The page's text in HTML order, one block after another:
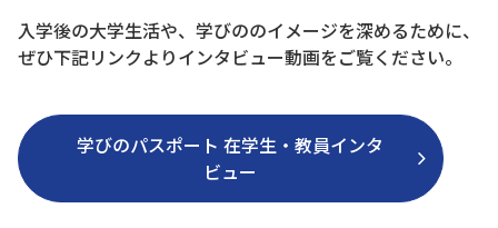
入学後の大学生活や、学びののイメージを深めるために、
ぜひ下記リンクよりインタビュー動画をご覧ください。
学びのパスポート 在学生・教員インタ
ビュー